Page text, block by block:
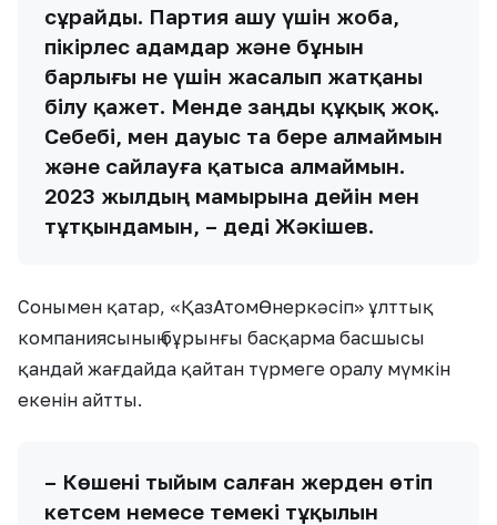
сұрайды. Партия ашу үшін жоба,
пікірлес адамдар және бұнын
барлығы не үшін жасалып жатқаны
білу қажет. Менде заңды құқық жоқ.
Себебі, мен дауыс та бере алмаймын
және сайлауға қатыса алмаймын.
2023 жылдың мамырына дейін мен
тұтқындамын, – деді Жәкішев.
Сонымен қатар, «ҚазАтомӨнеркәсіп» ұлттық
компаниясының бұрынғы басқарма басшысы
қандай жағдайда қайтан түрмеге оралу мүмкін
екенін айтты.
– Көшені тыйым салған жерден өтіп
кетсем немесе темекі тұқылын